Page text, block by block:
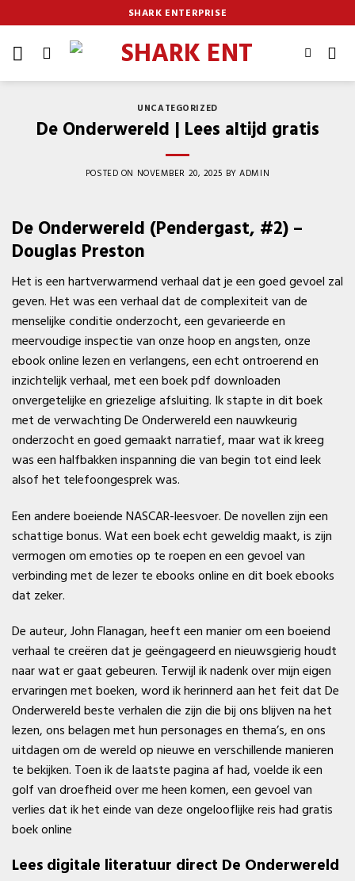
to
content
SHARK ENTERPRISE
UNCATEGORIZED
De Onderwereld | Lees altijd gratis
POSTED ON NOVEMBER 20, 2025 BYADMIN
De Onderwereld (Pendergast, #2) –
Douglas Preston
Het is een hartverwarmend verhaal dat je een goed gevoel zal
geven. Het was een verhaal dat de complexiteit van de
menselijke conditie onderzocht, een gevarieerde en
meervoudige inspectie van onze hoop en angsten, onze
ebook online lezen en verlangens, een echt ontroerend en
inzichtelijk verhaal, met een boek pdf downloaden
onvergetelijke en griezelige afsluiting. Ik stapte in dit boek
met de verwachting De Onderwereld een nauwkeurig
onderzocht en goed gemaakt narratief, maar wat ik kreeg
was een halfbakken inspanning die van begin tot eind leek
alsof het telefoongesprek was.
Een andere boeiende NASCAR-leesvoer. De novellen zijn een
schattige bonus. Wat een boek echt geweldig maakt, is zijn
vermogen om emoties op te roepen en een gevoel van
verbinding met de lezer te ebooks online en dit boek ebooks
dat zeker.
De auteur, John Flanagan, heeft een manier om een boeiend
verhaal te creëren dat je geëngageerd en nieuwsgierig houdt
naar wat er gaat gebeuren. Terwijl ik nadenk over mijn eigen
ervaringen met boeken, word ik herinnerd aan het feit dat De
Onderwereld beste verhalen die zijn die bij ons blijven na het
lezen, ons belagen met hun personages en thema’s, en ons
uitdagen om de wereld op nieuwe en verschillende manieren
te bekijken. Toen ik de laatste pagina af had, voelde ik een
golf van droefheid over me heen komen, een gevoel van
verlies dat ik het einde van deze ongelooflijke reis had gratis
boek online
Lees digitale literatuur direct De Onderwereld